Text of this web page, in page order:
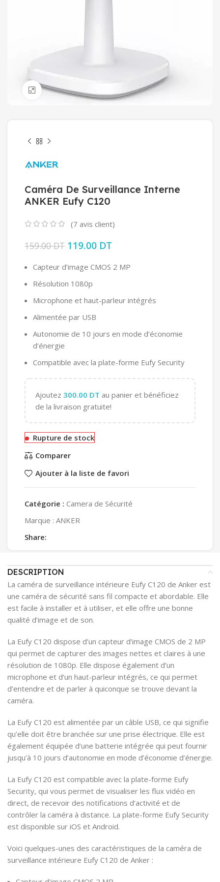
Click to enlarge
Caméra De Surveillance Interne
ANKER Eufy C120
(7 avis client)
159.00DT Le prix initial était : 159.00 DT.
119.00 DT
Capteur d’image CMOS 2 MP
Résolution 1080p
Microphone et haut-parleur intégrés
Alimentée par USB
Autonomie de 10 jours en mode d’économie
d’énergie
Compatible avec la plate-forme Eufy Security
Ajoutez 300.00 DT au panier et bénéficiez
de la livraison gratuite!
Rupture de stock
Comparer
Ajouter à la liste de favori
Catégorie : Camera de Sécurité
Marque : ANKER
Share:
DESCRIPTION
La caméra de surveillance intérieure Eufy C120 de Anker est
une caméra de sécurité sans fil compacte et abordable. Elle
est facile à installer et à utiliser, et elle offre une bonne
qualité d’image et de son.
La Eufy C120 dispose d’un capteur d’image CMOS de 2 MP
qui permet de capturer des images nettes et claires à une
résolution de 1080p. Elle dispose également d’un
microphone et d’un haut-parleur intégrés, ce qui permet
d’entendre et de parler à quiconque se trouve devant la
caméra.
La Eufy C120 est alimentée par un câble USB, ce qui signifie
qu’elle doit être branchée sur une prise électrique. Elle est
également équipée d’une batterie intégrée qui peut fournir
jusqu’à 10 jours d’autonomie en mode d’économie d’énergie.
La Eufy C120 est compatible avec la plate-forme Eufy
Security, qui vous permet de visualiser les flux vidéo en
direct, de recevoir des notifications d’activité et de
contrôler la caméra à distance. La plate-forme Eufy Security
est disponible sur iOS et Android.
Voici quelques-unes des caractéristiques de la caméra de
surveillance intérieure Eufy C120 de Anker :